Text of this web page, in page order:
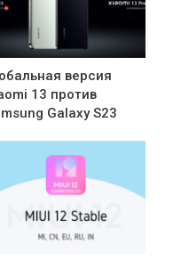
версия
13 против
Galaxy S23